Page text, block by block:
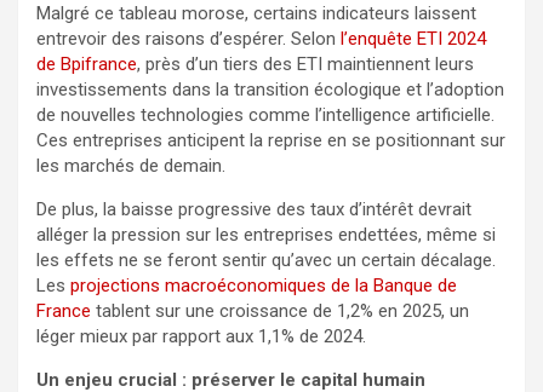
Malgré ce tableau morose, certains indicateurs laissent
entrevoir des raisons d’espérer. Selon l’enquête ETI 2024
de Bpifrance, près d’un tiers des ETI maintiennent leurs
investissements dans la transition écologique et l’adoption
de nouvelles technologies comme l’intelligence artificielle.
Ces entreprises anticipent la reprise en se positionnant sur
les marchés de demain.
De plus, la baisse progressive des taux d’intérêt devrait
alléger la pression sur les entreprises endettées, même si
les effets ne se feront sentir qu’avec un certain décalage.
Les projections macroéconomiques de la Banque de
France tablent sur une croissance de 1,2% en 2025, un
léger mieux par rapport aux 1,1% de 2024.
Un enjeu crucial : préserver le capital humain